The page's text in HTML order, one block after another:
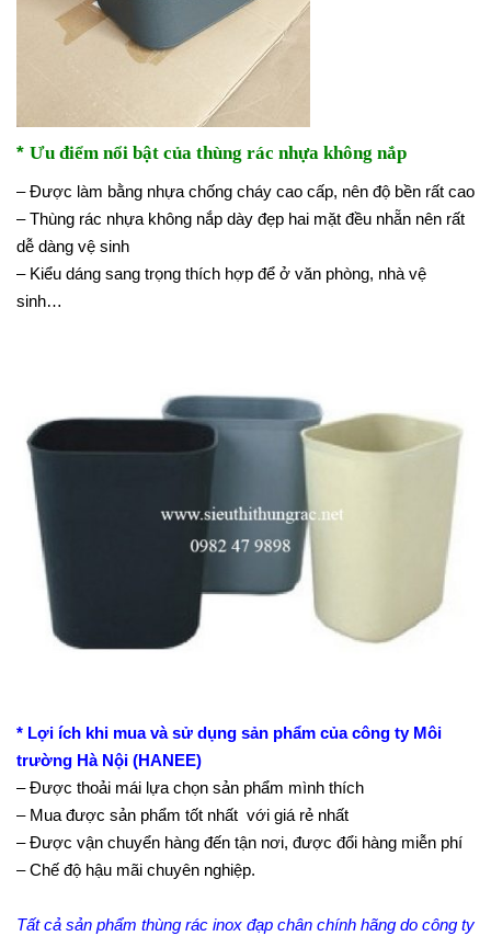
* Ưu điểm nổi bật của thùng rác nhựa không nắp
– Được làm bằng nhựa chống cháy cao cấp, nên độ bền rất cao
– Thùng rác nhựa không nắp dày đẹp hai mặt đều nhẵn nên rất
dễ dàng vệ sinh
– Kiểu dáng sang trọng thích hợp để ở văn phòng, nhà vệ
sinh…
* Lợi ích khi mua và sử dụng sản phẩm của công ty Môi
trường Hà Nội (HANEE)
– Được thoải mái lựa chọn sản phẩm mình thích
– Mua được sản phẩm tốt nhất với giá rẻ nhất
– Được vận chuyển hàng đến tận nơi, được đổi hàng miễn phí
– Chế độ hậu mãi chuyên nghiệp.
Tất cả sản phẩm thùng rác inox đạp chân chính hãng do công ty